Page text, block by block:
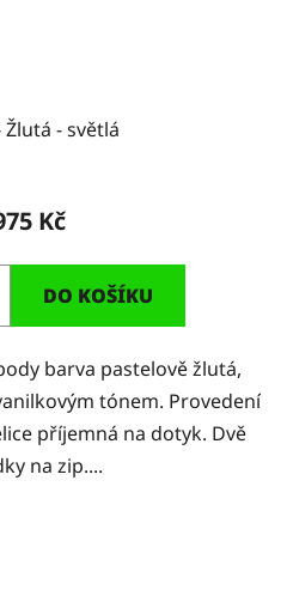
Žlutá - světlá
Kč
DO KOŠÍKU
barva pastelově žlutá,
tónem. Provedení
příjemná na dotyk. Dvě
na zip....